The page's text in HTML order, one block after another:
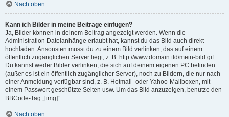
Nach oben
Kann ich Bilder in meine Beiträge einfügen?
Ja, Bilder können in deinem Beitrag angezeigt werden. Wenn die
Administration Dateianhänge erlaubt hat, kannst du das Bild auch direkt
hochladen. Ansonsten musst du zu einem Bild verlinken, das auf einem
öffentlich zugänglichen Server liegt, z. B. http://www.domain.tld/mein-bild.gif.
Du kannst weder Bilder verlinken, die sich auf deinem eigenen PC befinden
(außer es ist ein öffentlich zugänglicher Server), noch zu Bildern, die nur nach
einer Anmeldung verfügbar sind, z. B. Hotmail- oder Yahoo-Mailboxen, mit
einem Passwort geschützte Seiten usw. Um das Bild anzuzeigen, benutze den
BBCode-Tag „[img]“.
Nach oben